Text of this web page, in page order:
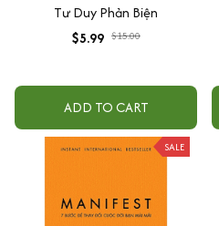
Tư Duy Phản Biện
$5.99 $15.00
ADD TO CART
SALE